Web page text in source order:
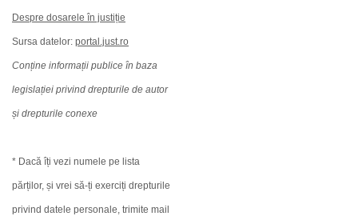
Despre dosarele în justiție
Sursa datelor: portal.just.ro
Conține informații publice în baza
legislației privind drepturile de autor
și drepturile conexe
* Dacă îți vezi numele pe lista
părților, și vrei să-ți exerciți drepturile
privind datele personale, trimite mail